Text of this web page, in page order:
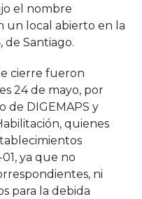
el nombre
un local abierto en la
de Santiago.
cierre fueron
24 de mayo, por
de DIGEMAPS y
quienes
ya que no
ni
para la debida